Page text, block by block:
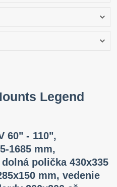
Legend
60" - 110",
1685 mm,
dolná polička 430x335
mm, vedenie